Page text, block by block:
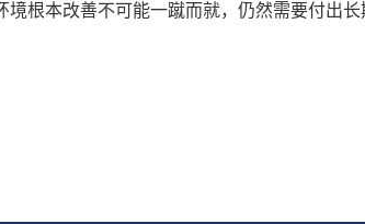
本改善不可能一蹴而就，仍然需要付出长